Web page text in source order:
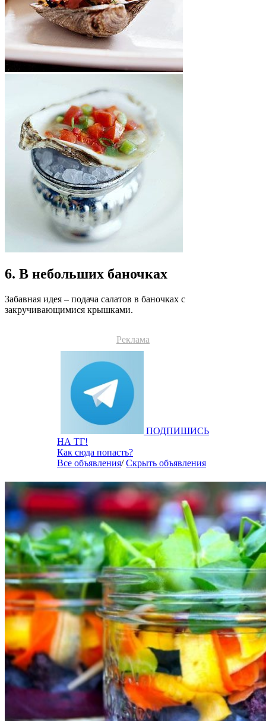
6. В небольших баночках
Забавная идея – подача салатов в баночках с
закручивающимися крышками.
Реклама
ПОДПИШИСЬ
НА ТГ!
Как сюда попасть?
Все объявления/Скрыть объявления